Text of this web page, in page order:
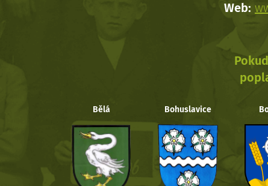
Web:
Bělá Bohuslavice